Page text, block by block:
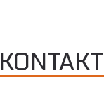
KONTAKT